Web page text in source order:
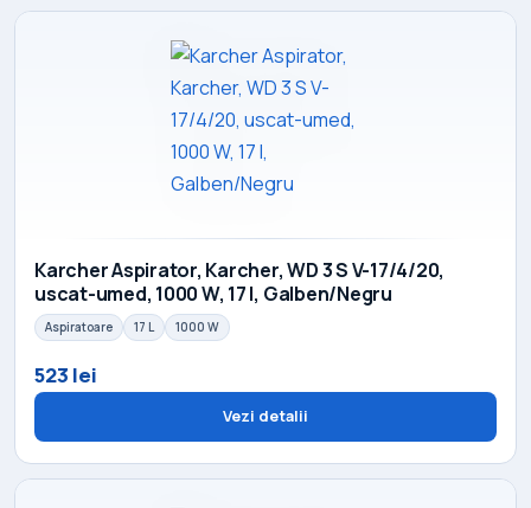
Karcher Aspirator, Karcher, WD 3 S V-17/4/20,
uscat-umed, 1000 W, 17 l, Galben/Negru
Aspiratoare 17 L 1000 W
523 lei
Vezi detalii